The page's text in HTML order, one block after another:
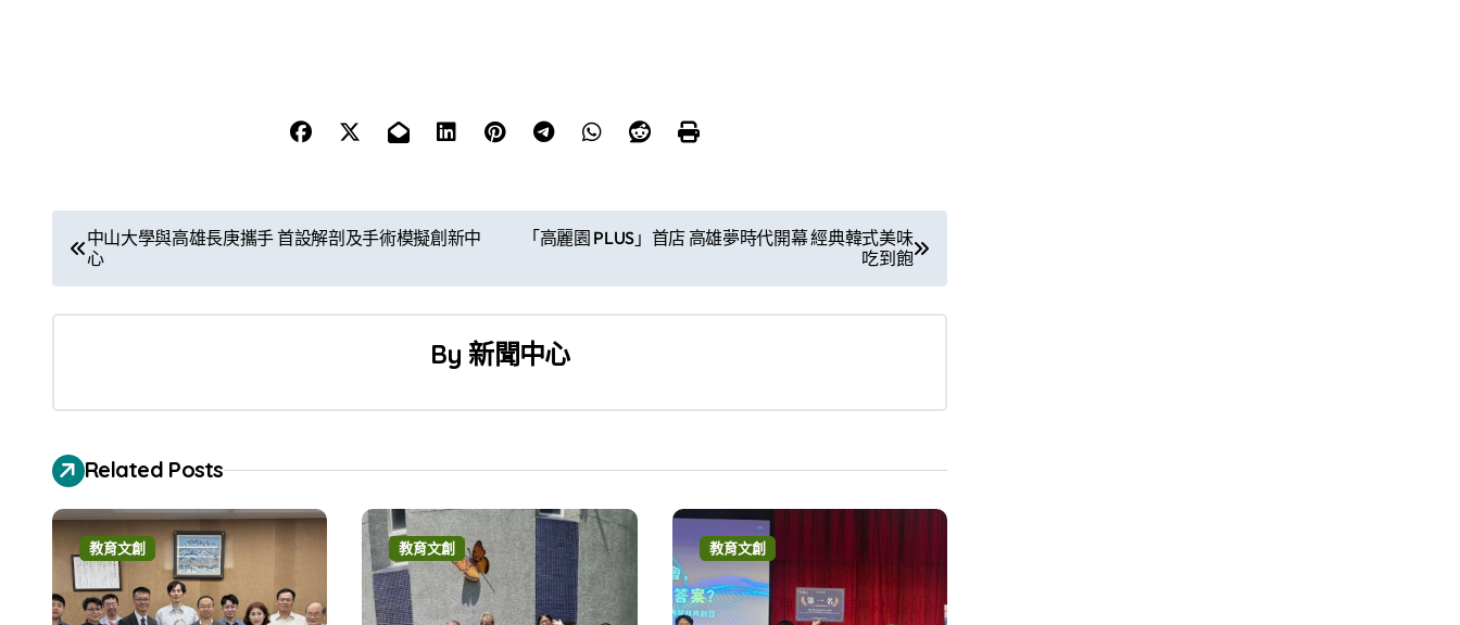
文
章
導
中山大學與高雄長庚攜手 首設解剖及手術模擬創新中
心
「高麗園 PLUS」首店 高雄夢時代開幕 經典韓式美味
吃到飽
By 新聞中心
Related Posts
教育文創 教育文創 教育文創